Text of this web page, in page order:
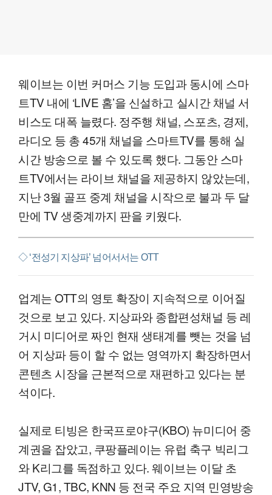
웨이브는 이번 커머스 기능 도입과 동시에 스마
트TV 내에 ‘LIVE 홈’을 신설하고 실시간 채널 서
비스도 대폭 늘렸다. 정주행 채널, 스포츠, 경제,
라디오 등 총 45개 채널을 스마트TV를 통해 실
시간 방송으로 볼 수 있도록 했다. 그동안 스마
트TV에서는 라이브 채널을 제공하지 않았는데,
지난 3월 골프 중계 채널을 시작으로 불과 두 달
만에 TV 생중계까지 판을 키웠다.
◇ ‘전성기 지상파’ 넘어서서는 OTT
업계는 OTT의 영토 확장이 지속적으로 이어질
것으로 보고 있다. 지상파와 종합편성채널 등 레
거시 미디어로 짜인 현재 생태계를 뺏는 것을 넘
어 지상파 등이 할 수 없는 영역까지 확장하면서
콘텐츠 시장을 근본적으로 재편하고 있다는 분
석이다.
실제로 티빙은 한국프로야구(KBO) 뉴미디어 중
계권을 잡았고, 쿠팡플레이는 유럽 축구 빅리그
와 K리그를 독점하고 있다. 웨이브는 이달 초
JTV, G1, TBC, KNN 등 전국 주요 지역 민영방송